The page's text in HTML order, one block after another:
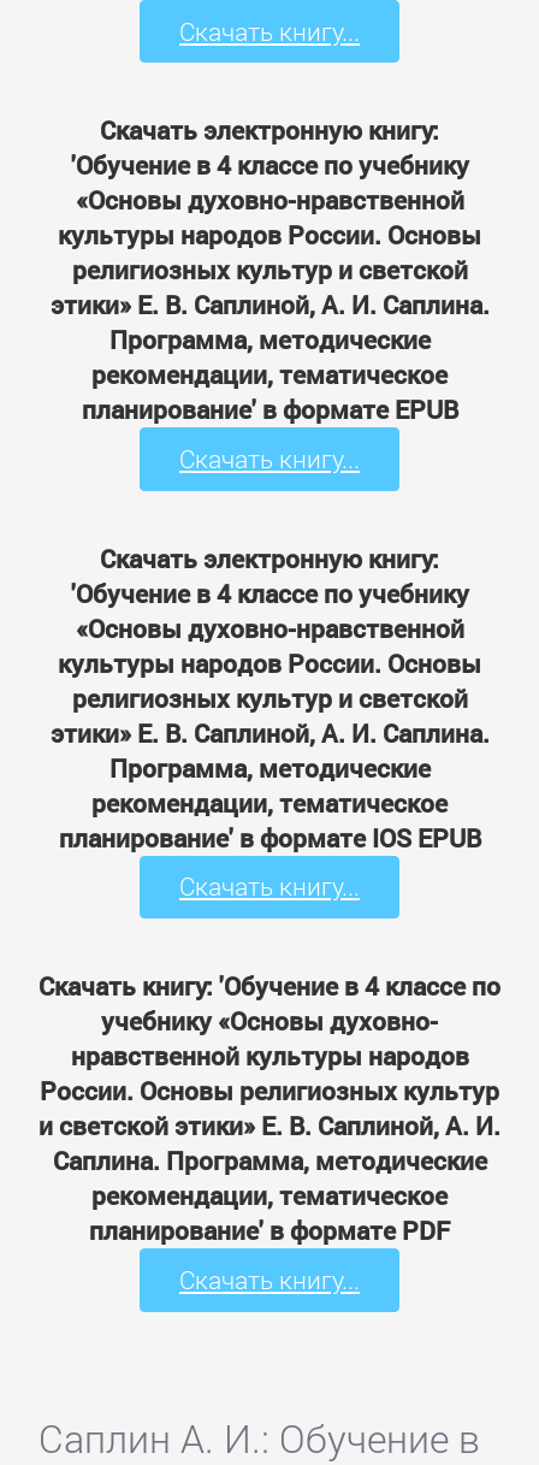
Скачать книгу...
Скачать электронную книгу:
'Обучение в 4 классе по учебнику
«Основы духовно-нравственной
культуры народов России. Основы
религиозных культур и светской
этики» Е. В. Саплиной, А. И. Саплина.
Программа, методические
рекомендации, тематическое
планирование' в формате EPUB
Скачать книгу...
Скачать электронную книгу:
'Обучение в 4 классе по учебнику
«Основы духовно-нравственной
культуры народов России. Основы
религиозных культур и светской
этики» Е. В. Саплиной, А. И. Саплина.
Программа, методические
рекомендации, тематическое
планирование' в формате IOS EPUB
Скачать книгу...
Скачать книгу: 'Обучение в 4 классе по
учебнику «Основы духовно-
нравственной культуры народов
России. Основы религиозных культур
и светской этики» Е. В. Саплиной, А. И.
Саплина. Программа, методические
рекомендации, тематическое
планирование' в формате PDF
Скачать книгу...
Саплин А. И.: Обучение в